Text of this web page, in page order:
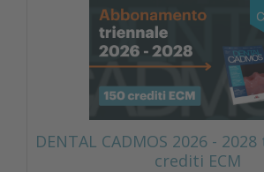
DENTAL CADMOS 2026 -
crediti ECM